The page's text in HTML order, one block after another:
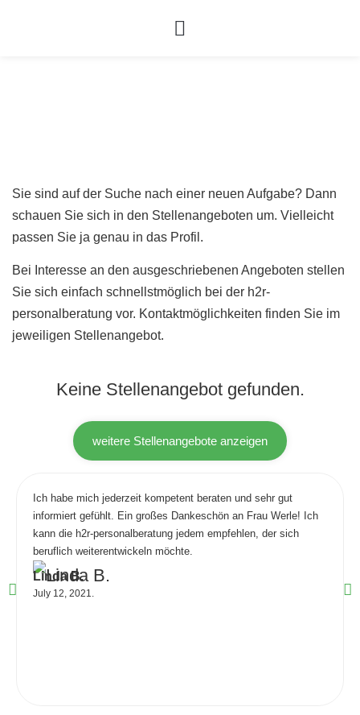
Sie sind auf der Suche nach einer neuen Aufgabe? Dann
schauen Sie sich in den Stellenangeboten um. Vielleicht
passen Sie ja genau in das Profil.
Bei Interesse an den ausgeschriebenen Angeboten stellen
Sie sich einfach schnellstmöglich bei der h2r-
personalberatung vor. Kontaktmöglichkeiten finden Sie im
jeweiligen Stellenangebot.
Keine Stellenangebot gefunden.
weitere Stellenangebote anzeigen
Ich habe mich jederzeit kompetent beraten und sehr gut
informiert gefühlt. Ein großes Dankeschön an Frau Werle! Ich
kann die h2r-personalberatung jedem empfehlen, der sich
beruflich weiterentwickeln möchte.
Linda B.
July 12, 2021.